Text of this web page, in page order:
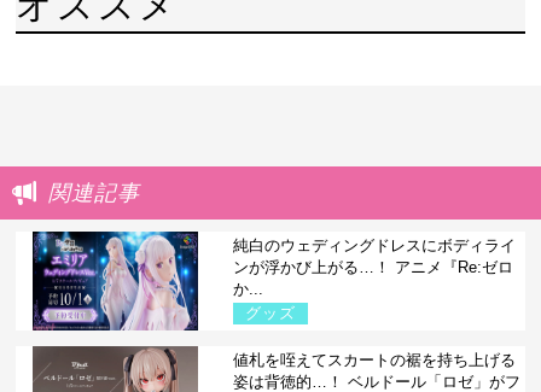
関連記事
純白のウェディングドレスにボディライ
ンが浮かび上がる…！ アニメ『Re:ゼロ
か...
グッズ
値札を咥えてスカートの裾を持ち上げる
姿は背徳的…！ ベルドール「ロゼ」がフ